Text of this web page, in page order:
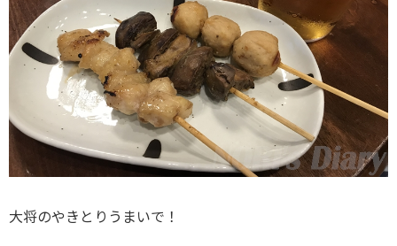
大将のやきとりうまいで！